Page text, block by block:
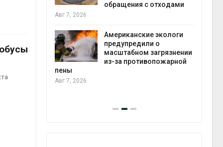
на фоне
обращения с отходами
Авг 7, 2026
Американские экологи
предупредили о
масштабном загрязнении
из-за противопожарной
пены
Авг 7, 2026